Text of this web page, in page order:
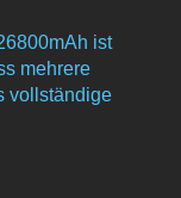
ist
mehrere
vollständige